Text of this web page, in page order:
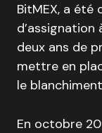
BitMEX, a été
d’assignation
deux ans de
mettre en
le
En octobre